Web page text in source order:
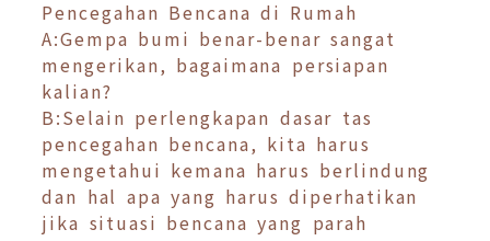
Pencegahan Bencana di Rumah
A:Gempa bumi benar-benar sangat
mengerikan, bagaimana persiapan
kalian?
B:Selain perlengkapan dasar tas
pencegahan bencana, kita harus
mengetahui kemana harus berlindung
dan hal apa yang harus diperhatikan
jika situasi bencana yang parah